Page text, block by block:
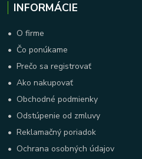
INFORMÁCIE
• O firme
• Čo ponúkame
•Prečo sa registrovať
•Ako nakupovať
• Obchodné podmienky
• Odstúpenie od zmluvy
•Reklamačný poriadok
• Ochrana osobných údajov